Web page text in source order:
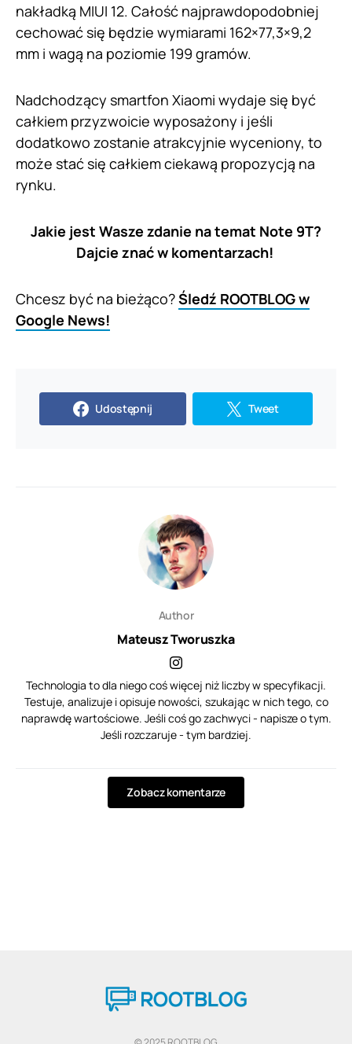
nakładką MIUI 12. Całość najprawdopodobniej
cechować się będzie wymiarami 162×77,3×9,2
mm i wagą na poziomie 199 gramów.
Nadchodzący smartfon Xiaomi wydaje się być
całkiem przyzwoicie wyposażony i jeśli
dodatkowo zostanie atrakcyjnie wyceniony, to
może stać się całkiem ciekawą propozycją na
rynku.
Jakie jest Wasze zdanie na temat Note 9T?
Dajcie znać w komentarzach!
Chcesz być na bieżąco?Śledź ROOTBLOG w
Google News!
Udostępnij Tweet
Author
Mateusz Tworuszka
Technologia to dla niego coś więcej niż liczby w specyfikacji.
Testuje, analizuje i opisuje nowości, szukając w nich tego, co
naprawdę wartościowe. Jeśli coś go zachwyci - napisze o tym.
Jeśli rozczaruje - tym bardziej.
Zobacz komentarze